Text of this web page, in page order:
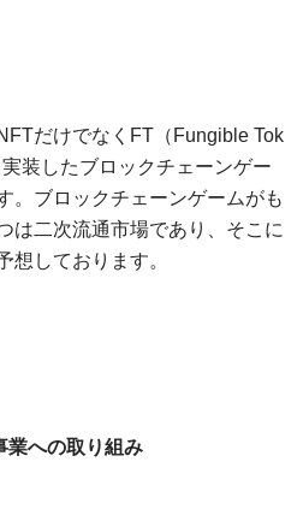
だけでなくFT（Fungible Tok
装したブロックチェーンゲー
。ブロックチェーンゲームがも
は二次流通市場であり、そこに
想しております。
業への取り組み